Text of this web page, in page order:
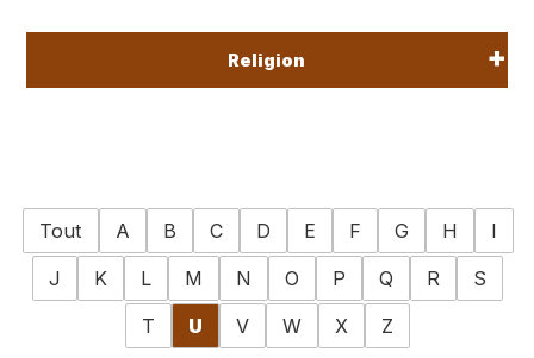
Religion
Tout A B C D E F G H
I
J
K L M N O P Q R
S
T
U V W X Z